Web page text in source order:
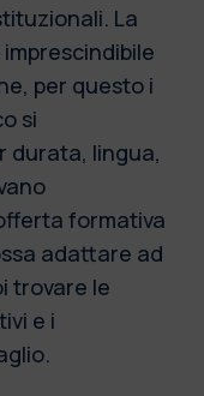
La
per questo i
si
durata, lingua,
formativa
adattare ad
trovare le
e i